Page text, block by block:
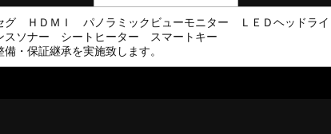
グ ＨＤＭＩ パノラミックビューモニター ＬＥＤヘッド
ソナー シートヒーター スマートキー
・保証継承を実施致します。